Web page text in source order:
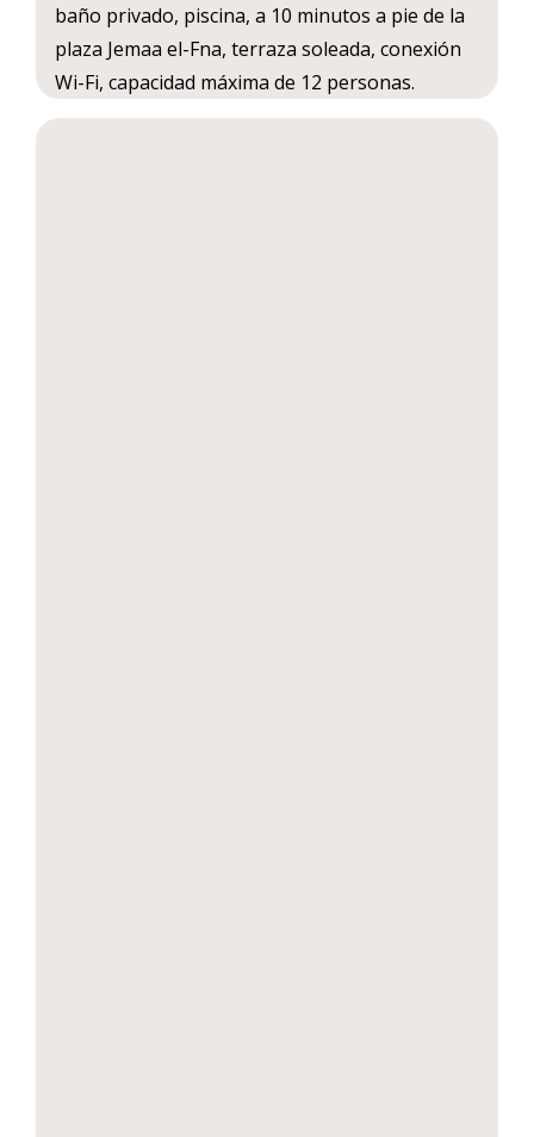
baño privado, piscina, a 10 minutos a pie de la
plaza Jemaa el-Fna, terraza soleada, conexión
Wi-Fi, capacidad máxima de 12 personas.